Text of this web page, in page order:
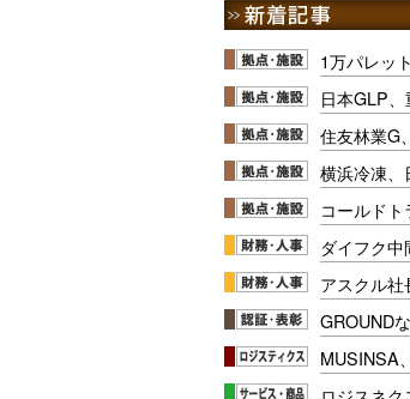
1万パレッ
日本GLP
住友林業G
横浜冷凍、
コールド
ダイフク
アスクル
GROUND
MUSINSA